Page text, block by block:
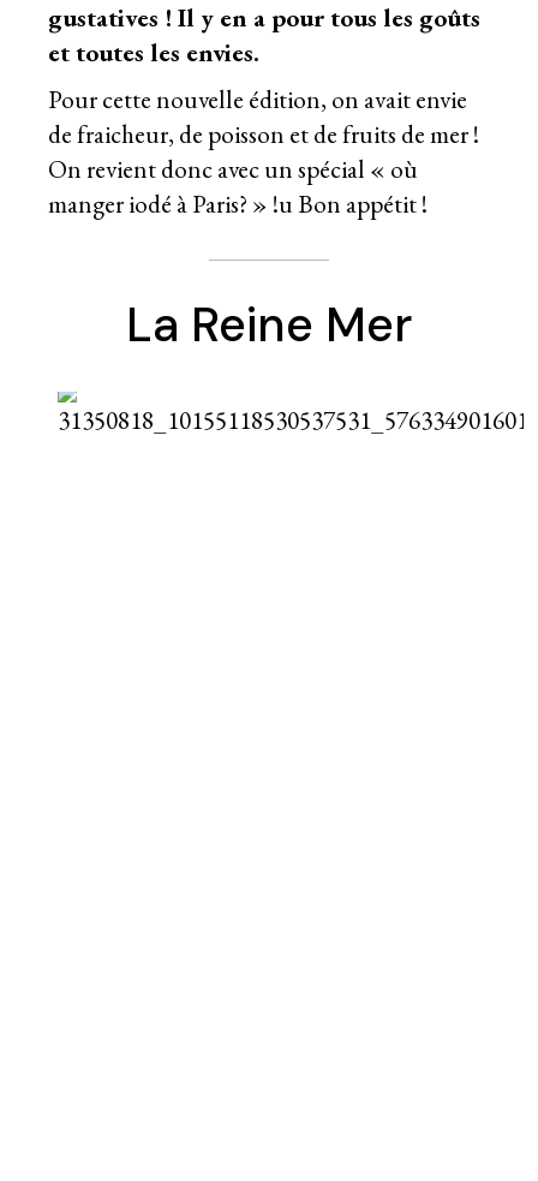
gustatives ! Il y en a pour tous les goûts
et toutes les envies.
Pour cette nouvelle édition, on avait envie
de fraicheur, de poisson et de fruits de mer !
On revient donc avec un spécial « où
manger iodé à Paris? » !u Bon appétit !
La Reine Mer